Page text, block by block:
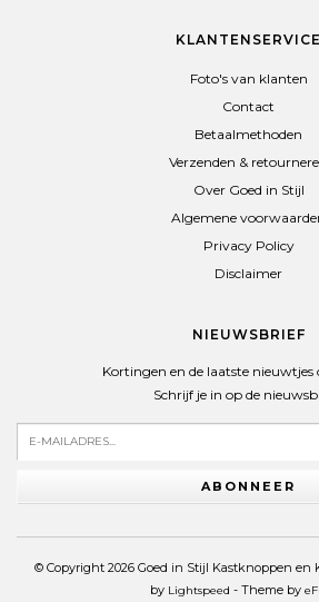
KLANTENSERVICE
Foto's van klanten
Contact
Betaalmethoden
Verzenden &
Over Goed in Stijl
Algemene
Privacy Policy
Disclaimer
NIEUWSBRIEF
Kortingen en de laatste nieuwtjes
Schrijf je in op de
ABONNEER
© Copyright 2026 Goed in Stijl Kastknoppen en
by Lightspeed - Theme by